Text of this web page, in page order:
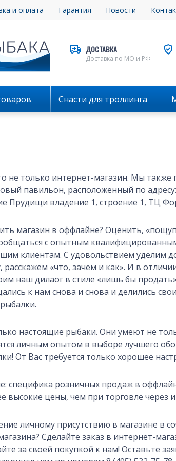
и оплата Гарантия Новости
ДОСТАВКА
Доставка по МО и РФ
Снасти для троллинга
не только интернет-магазин. Мы также
павильон, расположенный по
Прудищи владение 1, строение 1, ТЦ
магазин в оффлайне? Оценить,
с опытным
клиентам. С удовольствием уделим
«что, зачем и как». И в
наш дилаог в стиле «лишь бы
к нам снова и снова и делились
настоящие рыбаки. Они умеют не
личным опытом в выборе лучшего
От Вас требуется только хорошее
специфика розничных продаж в
высокие цены, чем при торговле через
личному присутствию в магазине в
Сделайте заказ в интернет-
за своей покупкой к нам! Оставьте